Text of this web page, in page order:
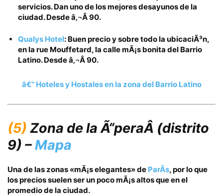
servicios. Dan uno de los mejores desayunos de la
ciudad. Desdeâ‚¬Â 90.
Qualys Hotel: Buen precio y sobre todo la ubicaciÃ³n,
en la rue Mouffetard, la calle mÃ¡s bonita del Barrio
Latino. Desdeâ‚¬Â 90.
â€“ Hoteles y Hostales en la zona del Barrio Latino
(5) Zona de la Ã“peraÂ (distrito
9) –Mapa
Una de las zonas «mÃ¡s elegantes» de ParÃ­s, por lo que
los precios suelen ser un pocomÃ¡s altosque en el
promedio de la ciudad.